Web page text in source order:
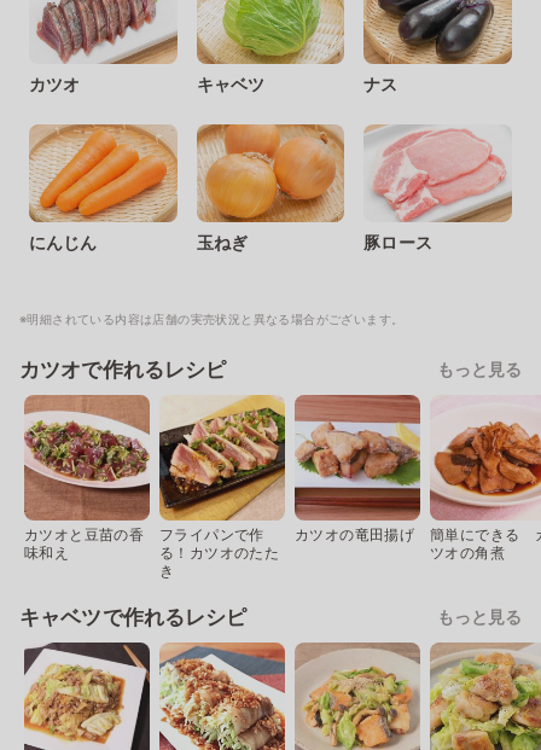
カツオ キャベツ ナス
にんじん 玉ねぎ 豚ロース
※明細されている内容は店舗の実売状況と異なる場合がございます。
カツオで作れるレシピ もっと見る
カツオと豆苗の香
味和え
フライパンで作
る！カツオのたた
き
カツオの竜田揚げ
簡単にできる
ツオの角煮
キャベツで作れるレシピ もっと見る